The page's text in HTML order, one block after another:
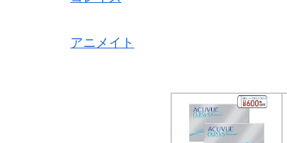
アニメイト